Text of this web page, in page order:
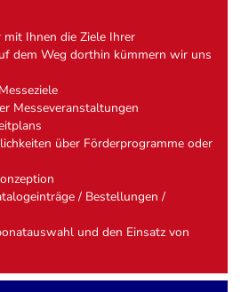
Ihnen die Ziele Ihrer
dem Weg dorthin kümmern wir uns
Messeveranstaltungen
über Förderprogramme oder
/ Bestellungen /
und den Einsatz von